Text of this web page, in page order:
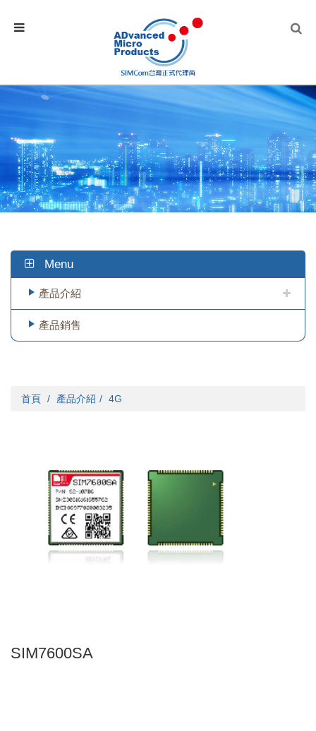
Menu
產品介紹
產品銷售
首頁 產品介紹 4G
SIM7600SA